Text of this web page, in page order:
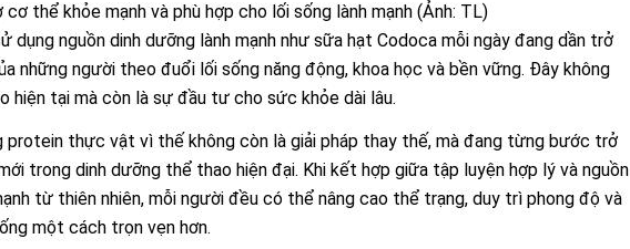
thể khỏe mạnh và phù hợp cho lối sống lành mạnh (Ảnh: TL)
dụng nguồn dinh dưỡng lành mạnh như sữa hạt Codoca mỗi ngày đang dần trở
những người theo đuổi lối sống năng động, khoa học và bền vững. Đây không
hiện tại mà còn là sự đầu tư cho sức khỏe dài lâu.
protein thực vật vì thế không còn là giải pháp thay thế, mà đang từng bước trở
trong dinh dưỡng thể thao hiện đại. Khi kết hợp giữa tập luyện hợp lý và nguồn
từ thiên nhiên, mỗi người đều có thể nâng cao thể trạng, duy trì phong độ và
một cách trọn vẹn hơn.